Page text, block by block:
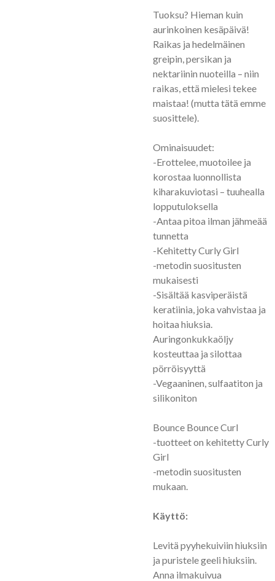
Tuoksu? Hieman kuin
aurinkoinen kesäpäivä!
Raikas ja hedelmäinen
greipin, persikan ja
nektariinin nuoteilla – niin
raikas, että mielesi tekee
maistaa! (mutta tätä emme
suosittele).
Ominaisuudet:
-Erottelee, muotoilee ja
korostaa luonnollista
kiharakuviotasi – tuuhealla
lopputuloksella
-Antaa pitoa ilman jähmeää
tunnetta
-Kehitetty Curly Girl
-metodin suositusten
mukaisesti
-Sisältää kasviperäistä
keratiinia, joka vahvistaa ja
hoitaa hiuksia.
Auringonkukkaöljy
kosteuttaa ja silottaa
pörröisyyttä
-Vegaaninen, sulfaatiton ja
silikoniton
Bounce Bounce Curl
-tuotteet on kehitetty Curly
Girl
-metodin suositusten
mukaan.
Käyttö:
Levitä pyyhekuiviin hiuksiin
ja puristele geeli hiuksiin.
Anna ilmakuivua